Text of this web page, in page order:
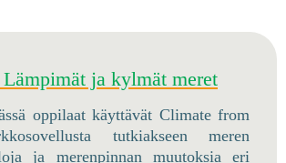
Lämpimät ja kylmät meret
oppilaat käyttävät Climate from
tutkiakseen meren
ja merenpinnan muutoksia eri